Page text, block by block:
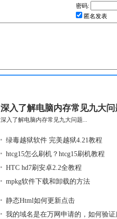
密码:
匿名发表
深入了解电脑内存常见九大问
深入了解电脑内存常见九大问题...
绿毒越狱软件 完美越狱4.21教程
htcg15怎么刷机？htcg15刷机教程
HTC hd7刷安卓2.2全教程
mpkg软件下载和卸载的方法
静态Html如何更新点击
我的域名是在万网申请的，如何验